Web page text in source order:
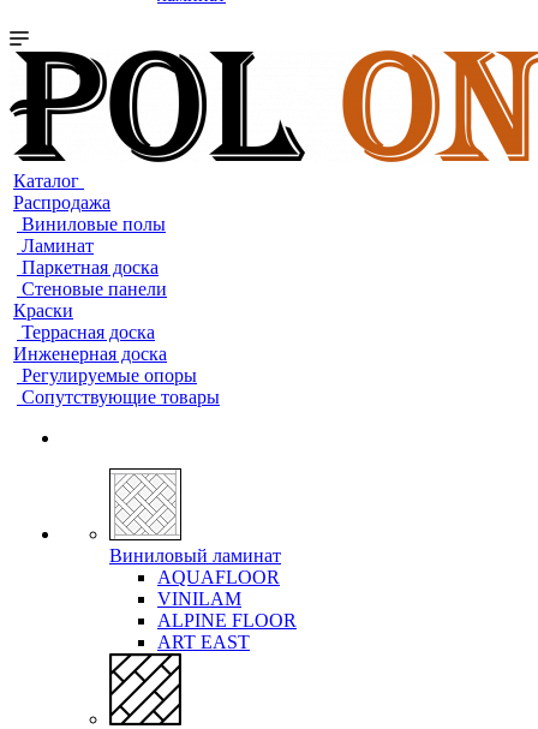
Каталог
Распродажа
Виниловые полы
Ламинат
Паркетная доска
Стеновые панели
Краски
Террасная доска
Инженерная доска
Регулируемые опоры
Сопутствующие товары
Виниловый ламинат
AQUAFLOOR
VINILAM
ALPINE FLOOR
ART EAST